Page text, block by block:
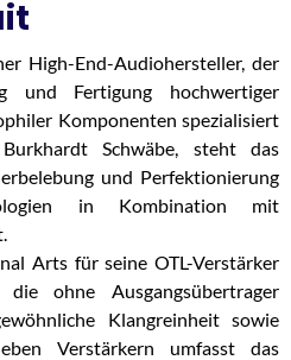
High-End-Audiohersteller, der
und Fertigung hochwertiger
Komponenten spezialisiert
Schwäbe, steht das
und Perfektionierung
in Kombination mit
Arts für seine OTL-Verstärker
die ohne Ausgangsübertrager
Klangreinheit sowie
Verstärkern umfasst das